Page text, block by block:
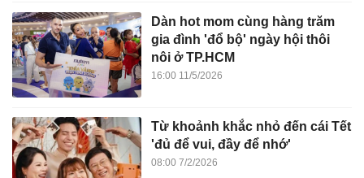
Dàn hot mom cùng hàng trăm
gia đình 'đổ bộ' ngày hội thôi
nôi ở TP.HCM
16:00 11/5/2026
Từ khoảnh khắc nhỏ đến cái Tết
'đủ để vui, đầy để nhớ'
08:00 7/2/2026